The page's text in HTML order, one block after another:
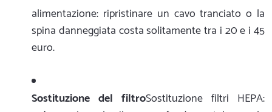
alimentazione: ripristinare un cavo tranciato o la
spina danneggiata costa solitamente tra i 20 e i 45
euro.
Sostituzione del filtroSostituzione filtri HEPA: